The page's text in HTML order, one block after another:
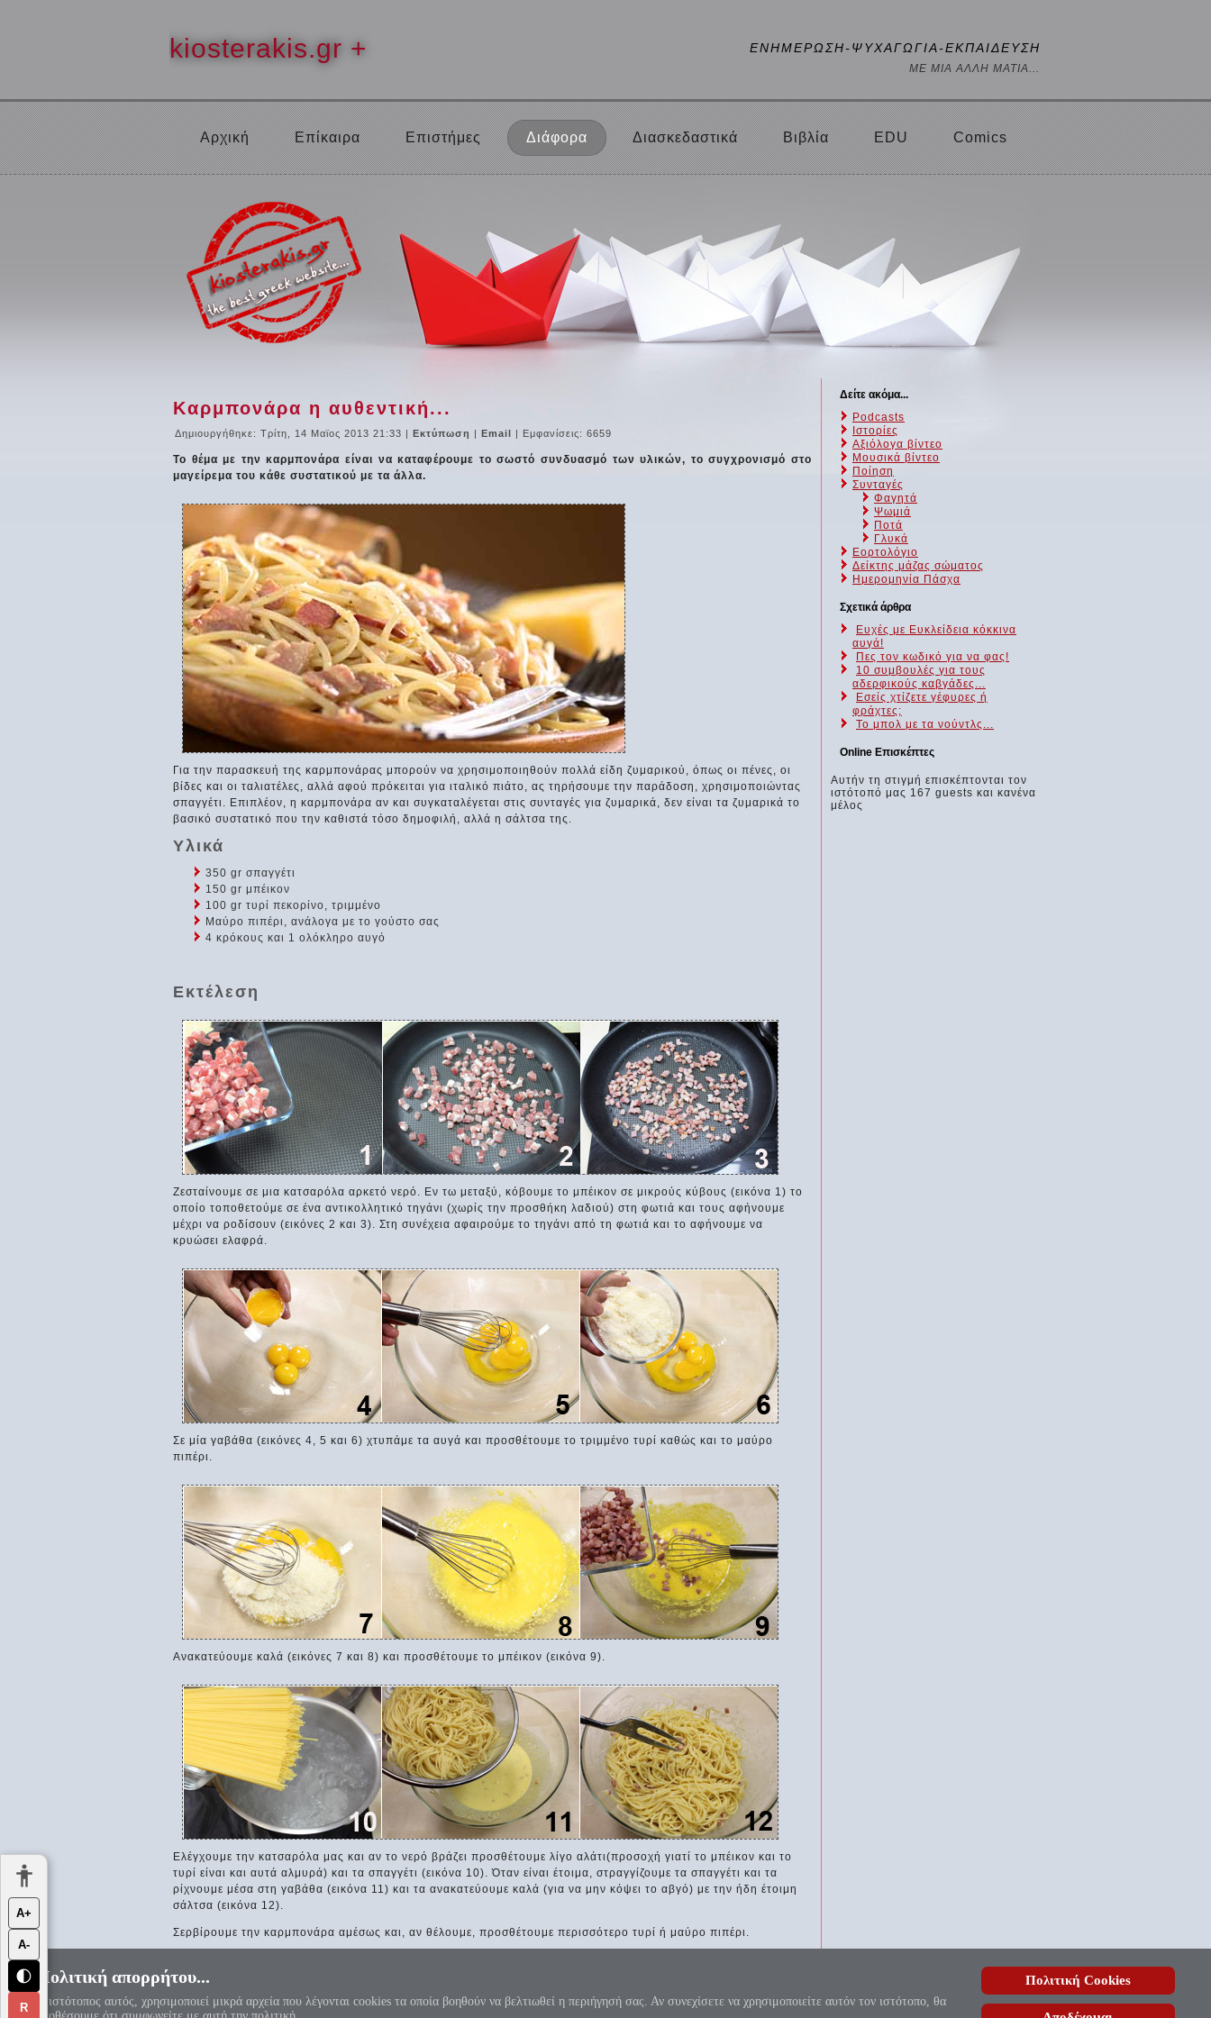
kiosterakis.gr + ΕΝΗΜΕΡΩΣΗ-ΨΥΧΑΓΩΓΙΑ-ΕΚΠΑΙΔΕΥΣΗ
ΜΕ ΜΙΑ ΑΛΛΗ ΜΑΤΙΑ...
Αρχική Επίκαιρα Επιστήμες Διάφορα Διασκεδαστικά Βιβλία EDU Comics
Καρμπονάρα η αυθεντική...
Δημιουργήθηκε: Τρίτη, 14 Μαϊος 2013 21:33 | Εκτύπωση | Email | Εμφανίσεις: 6659
Το θέμα με την καρμπονάρα είναι να καταφέρουμε το σωστό συνδυασμό των υλικών, το συγχρονισμό στο
μαγείρεμα του κάθε συστατικού με τα άλλα.
Για την παρασκευή της καρμπονάρας μπορούν να χρησιμοποιηθούν πολλά είδη ζυμαρικού, όπως οι πένες, οι
βίδες και οι ταλιατέλες, αλλά αφού πρόκειται για ιταλικό πιάτο, ας τηρήσουμε την παράδοση, χρησιμοποιώντας
σπαγγέτι. Επιπλέον, η καρμπονάρα αν και συγκαταλέγεται στις συνταγές για ζυμαρικά, δεν είναι τα ζυμαρικά το
βασικό συστατικό που την καθιστά τόσο δημοφιλή, αλλά η σάλτσα της.
Υλικά
350 gr σπαγγέτι
150 gr μπέικον
100 gr τυρί πεκορίνο, τριμμένο
Μαύρο πιπέρι, ανάλογα με το γούστο σας
4 κρόκους και 1 ολόκληρο αυγό
Εκτέλεση
Ζεσταίνουμε σε μια κατσαρόλα αρκετό νερό. Εν τω μεταξύ, κόβουμε το μπέικον σε μικρούς κύβους (εικόνα 1) το
οποίο τοποθετούμε σε ένα αντικολλητικό τηγάνι (χωρίς την προσθήκη λαδιού) στη φωτιά και τους αφήνουμε
μέχρι να ροδίσουν (εικόνες 2 και 3). Στη συνέχεια αφαιρούμε το τηγάνι από τη φωτιά και το αφήνουμε να
κρυώσει ελαφρά.
Σε μία γαβάθα (εικόνες 4, 5 και 6) χτυπάμε τα αυγά και προσθέτουμε το τριμμένο τυρί καθώς και το μαύρο
πιπέρι.
Ανακατεύουμε καλά (εικόνες 7 και 8) και προσθέτουμε το μπέικον (εικόνα 9).
Ελέγχουμε την κατσαρόλα μας και αν το νερό βράζει προσθέτουμε λίγο αλάτι(προσοχή γιατί το μπέικον και το
τυρί είναι και αυτά αλμυρά) και τα σπαγγέτι (εικόνα 10). Όταν είναι έτοιμα, στραγγίζουμε τα σπαγγέτι και τα
ρίχνουμε μέσα στη γαβάθα (εικόνα 11) και τα ανακατεύουμε καλά (για να μην κόψει το αβγό) με την ήδη έτοιμη
σάλτσα (εικόνα 12).
Σερβίρουμε την καρμπονάρα αμέσως και, αν θέλουμε, προσθέτουμε περισσότερο τυρί ή μαύρο πιπέρι.
Δείτε ακόμα...
Podcasts
Ιστορίες
Αξιόλογα βίντεο
Μουσικά βίντεο
Ποίηση
Συνταγές
Φαγητά
Ψωμιά
Ποτά
Γλυκά
Εορτολόγιο
Δείκτης μάζας σώματος
Ημερομηνία Πάσχα
Σχετικά άρθρα
Ευχές με Ευκλείδεια κόκκινα
αυγά!
Πες τον κωδικό για να φας!
10 συμβουλές για τους
αδερφικούς καβγάδες...
Εσείς χτίζετε γέφυρες ή
φράχτες;
Το μπολ με τα νούντλς...
Online Επισκέπτες
Αυτήν τη στιγμή επισκέπτονται τον
ιστότοπό μας 167 guests και κανένα
μέλος
π=3.1415926535897932384626...
Πολιτική απορρήτου...
Ο ιστότοπος αυτός, χρησιμοποιεί μικρά αρχεία που λέγονται cookies τα οποία βοηθούν να βελτιωθεί η περιήγησή σας. Αν συνεχίσετε να χρησιμοποιείτε αυτόν τον ιστότοπο, θα
Πολιτική Cookies
Α+
Α-
🌓
R